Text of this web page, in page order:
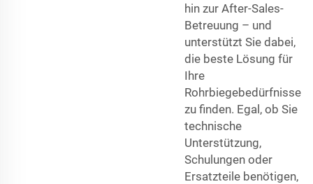
hin zur After-Sales-
Betreuung – und
unterstützt Sie dabei,
die beste Lösung für
Ihre
Rohrbiegebedürfnisse
zu finden. Egal, ob Sie
technische
Unterstützung,
Schulungen oder
Ersatzteile benötigen,